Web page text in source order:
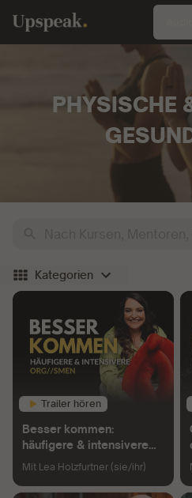
Kategorie:
PHYSISCHE
Kategorien
Trailer hören
Besser kommen:
häufigere & intensivere
Org//smen
Mit Lea Holzfurtner (sie/ihr)